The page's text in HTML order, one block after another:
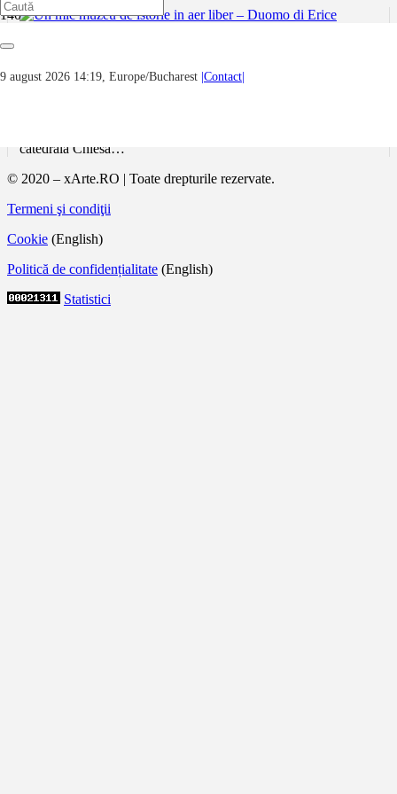
9 august 2026 14:19, Europe/Bucharest |Contact|
Duomo di Erice
catedrala Chiesa…
© 2020 – xArte.RO | Toate drepturile rezervate.
Termeni şi condiţii
Cookie (English)
Politică de confidențialitate (English)
Statistici